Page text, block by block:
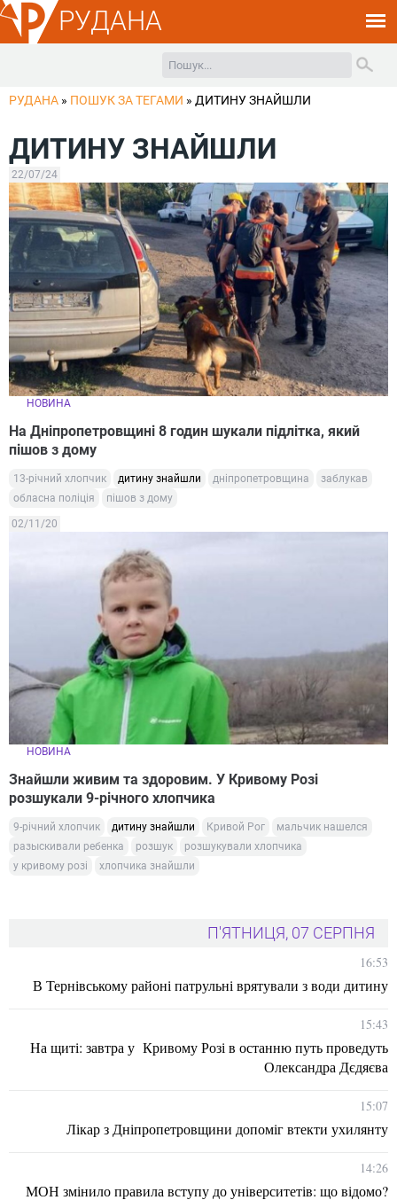
РУДАНА
РУДАНА » ПОШУК ЗА ТЕГАМИ » ДИТИНУ ЗНАЙШЛИ
ДИТИНУ ЗНАЙШЛИ
22/07/24
НОВИНА
На Дніпропетровщині 8 годин шукали підлітка, який
пішов з дому
13-річний хлопчик дитину знайшли дніпропетровщина
заблукав
обласна поліція
пішов з дому
02/11/20
НОВИНА
Знайшли живим та здоровим. У Кривому Розі
розшукали 9-річного хлопчика
9-річний хлопчик дитину знайшли Кривой Рог
мальчик нашелся
разыскивали ребенка
розшук
розшукували хлопчика
у кривому розі
хлопчика знайшли
П'ЯТНИЦЯ, 07 СЕРПНЯ
16:53
В Тернівському районі патрульні врятували з води дитину
15:43
На щиті: завтра у Кривому Розі в останню путь проведуть
Олександра Дєдяєва
15:07
Лікар з Дніпропетровщини допоміг втекти ухилянту
14:26
МОН змінило правила вступу до університетів: що відомо?